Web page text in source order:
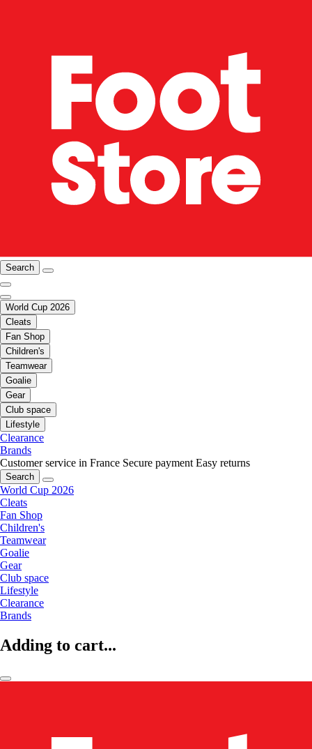
Search
World Cup 2026
Cleats
Fan Shop
Children's
Teamwear
Goalie
Gear
Club space
Lifestyle
Clearance
Brands
Customer service in France Secure payment Easy returns
Search
World Cup 2026
Cleats
Fan Shop
Children's
Teamwear
Goalie
Gear
Club space
Lifestyle
Clearance
Brands
Adding to cart...